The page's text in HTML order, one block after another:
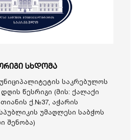
სხდომა
საკრებულოს
წესრიგი (მის: ქალაქი
ქ.№37, აჭარის
უმაღლესი საბჭოს
შენობა)